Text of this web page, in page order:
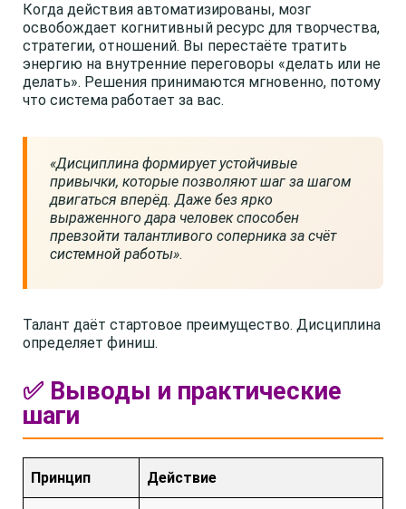
Когда действия автоматизированы, мозг
освобождает когнитивный ресурс для творчества,
стратегии, отношений. Вы перестаёте тратить
энергию на внутренние переговоры «делать или не
делать». Решения принимаются мгновенно, потому
что система работает за вас.
«Дисциплина формирует устойчивые
привычки, которые позволяют шаг за шагом
двигаться вперёд. Даже без ярко
выраженного дара человек способен
превзойти талантливого соперника за счёт
системной работы».
Талант даёт стартовое преимущество. Дисциплина
определяет финиш.
✅ Выводы и практические
шаги
Принцип Действие